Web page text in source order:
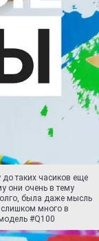
таких часиков еще
они очень в тему
была даже мысль
много в
#Q100